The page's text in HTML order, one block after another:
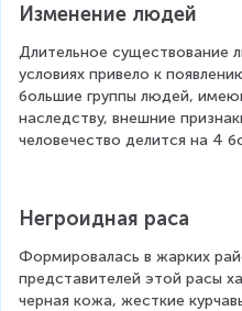
Изменение людей
Длительное существование
условиях привело к
большие группы людей,
наследству, внешние
человечество делится на 4
Негроидная раса
Формировалась в жарких
представителей этой расы
черная кожа, жесткие